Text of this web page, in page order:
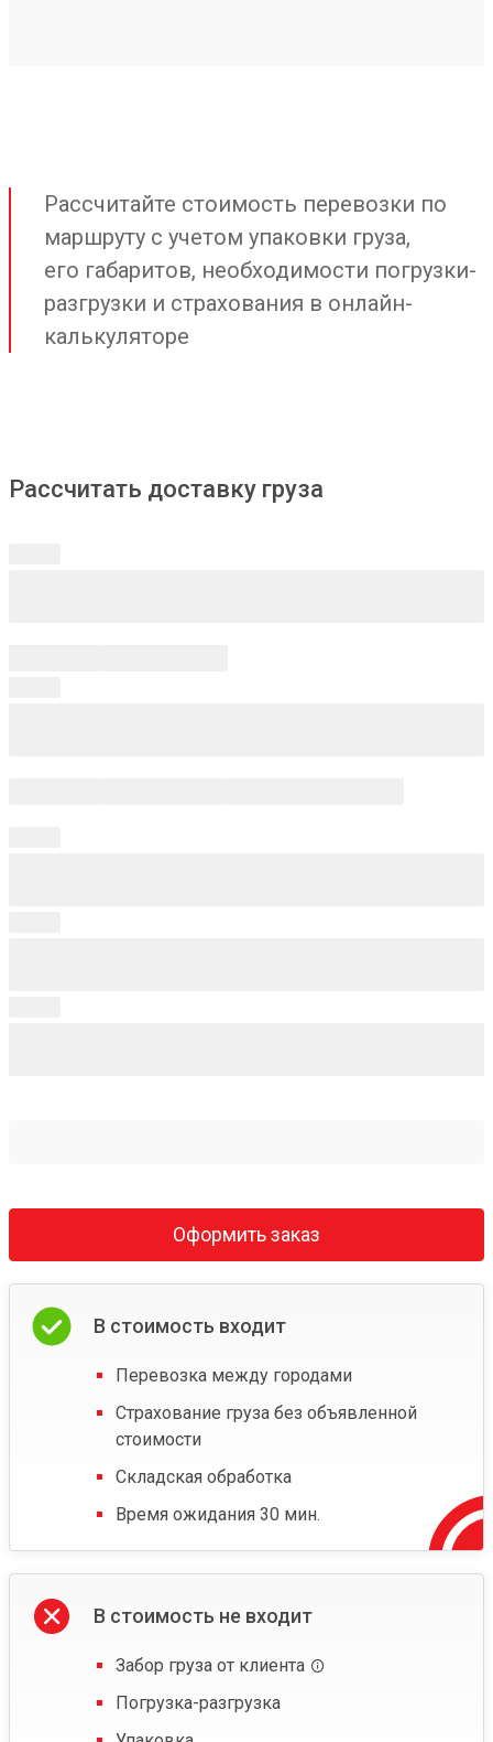
Рассчитайте стоимость перевозки по
маршруту с учетом упаковки груза,
его габаритов, необходимости погрузки-
разгрузки и страхования в онлайн-
калькуляторе
Рассчитать доставку груза
Оформить заказ
В стоимость входит
Перевозка между городами
Страхование груза без объявленной
стоимости
Складская обработка
Время ожидания 30 мин.
В стоимость не входит
Забор груза от клиента
Погрузка-разгрузка